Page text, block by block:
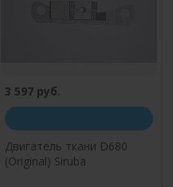
3 597 руб.
Двигатель ткани D680
(Original) Siruba